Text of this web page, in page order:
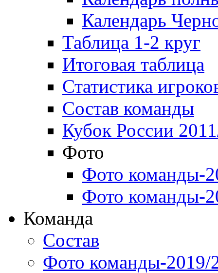
Календарь
Таблица 1-2 круг
Итоговая таблица
Статистика
Состав команды
Кубок России
Фото
Фото команды-
Фото команды-
Команда
Состав
Фото команды-2019/